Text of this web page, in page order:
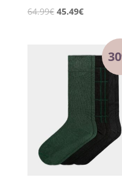
64.99€ El
era:
64.99€.
45.49€El
actual
es:
45.49€.